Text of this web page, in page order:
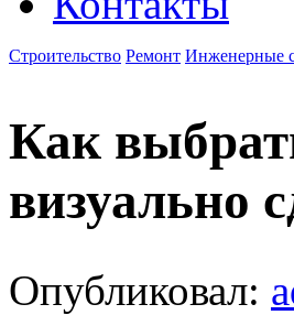
Строительство Ремонт Инженерные
Как
визуально
Опубликовал: